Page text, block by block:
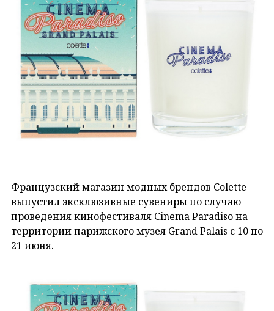
Французский магазин модных брендов Colette
выпустил эксклюзивные сувениры по случаю
проведения кинофестиваля Cinema Paradiso на
территории парижского музея Grand Palais с 10 по
21 июня.